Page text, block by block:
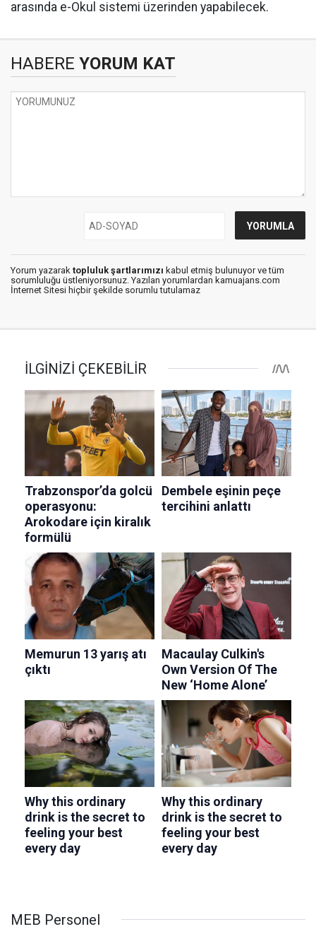
arasında e-Okul sistemi üzerinden yapabilecek.
HABERE YORUM KAT
Yorum yazarak topluluk şartlarımızı kabul etmiş bulunuyor ve tüm
sorumluluğu üstleniyorsunuz. Yazılan yorumlardan kamuajans.com
İnternet Sitesi hiçbir şekilde sorumlu tutulamaz
MEB Personel